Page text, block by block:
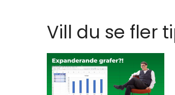
Vill du se fler